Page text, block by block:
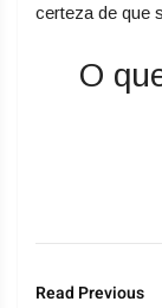
certeza de que
O
Read Previous